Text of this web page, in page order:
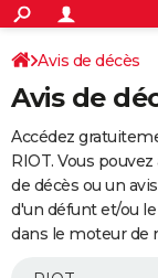
ACTUALITÉS
Politique
Société
Faits Divers
Education
Monde
Villes
+
SPORT
Coupe du monde
Football
Tennis
Cyclisme
Rugby
Forum
Programme TV
TNT
Streaming
Cinéma
Sorties cinéma
Musique
+
FINANCE
Retraite
Impôts
Epargne
Immobilier
Risques naturels par
Banque
Assurance
Crédit
AUTO
Essais
Réserver un essai
Citadines
Berlines
SUV
Forum auto
+
Avis de décès
Avis de
Accédez
RIOT. Vous
de décès ou un
d'un défunt et/ou
dans le moteur de